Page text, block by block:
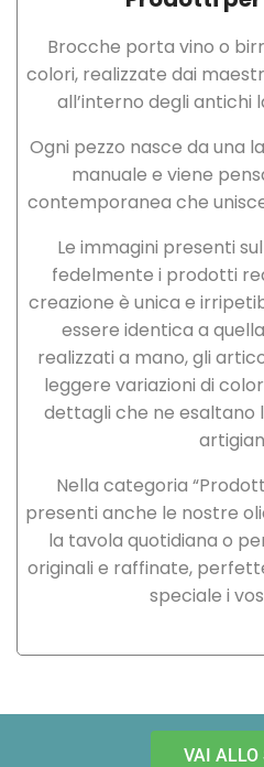
Brocche porta vino o
colori, realizzate dai
all’interno degli antichi
Ogni pezzo nasce da una
manuale e viene
contemporanea che
Le immagini presenti
fedelmente i prodotti
creazione è unica e
essere identica a
realizzati a mano, gli
leggere variazioni di
dettagli che ne esaltano
Nella categoria
presenti anche le nostre
la tavola quotidiana o
originali e raffinate,
speciale i
VAI ALLO